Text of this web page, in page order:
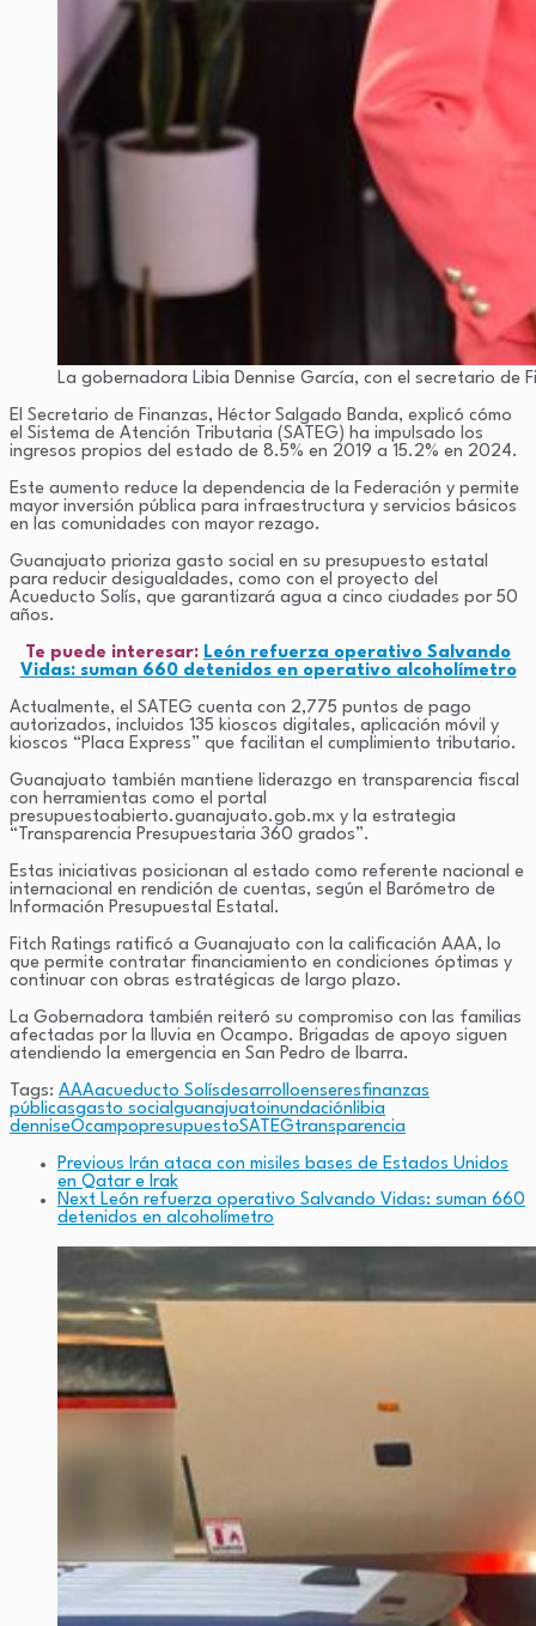
La gobernadora Libia Dennise García, con el secretario de
El Secretario de Finanzas, Héctor Salgado Banda, explicó cómo
el Sistema de Atención Tributaria (SATEG) ha impulsado los
ingresos propios del estado de 8.5% en 2019 a 15.2% en 2024.
Este aumento reduce la dependencia de la Federación y permite
mayor inversión pública para infraestructura y servicios básicos
en las comunidades con mayor rezago.
Guanajuato prioriza gasto social en su presupuesto estatal
para reducir desigualdades, como con el proyecto del
Acueducto Solís, que garantizará agua a cinco ciudades por 50
años.
Te puede interesar: León refuerza operativo Salvando
Vidas: suman 660 detenidos en operativo alcoholímetro
Actualmente, el SATEG cuenta con 2,775 puntos de pago
autorizados, incluidos 135 kioscos digitales, aplicación móvil y
kioscos “Placa Express” que facilitan el cumplimiento tributario.
Guanajuato también mantiene liderazgo en transparencia fiscal
con herramientas como el portal
presupuestoabierto.guanajuato.gob.mx y la estrategia
“Transparencia Presupuestaria 360 grados”.
Estas iniciativas posicionan al estado como referente nacional e
internacional en rendición de cuentas, según el Barómetro de
Información Presupuestal Estatal.
Fitch Ratings ratificó a Guanajuato con la calificación AAA, lo
que permite contratar financiamiento en condiciones óptimas y
continuar con obras estratégicas de largo plazo.
La Gobernadora también reiteró su compromiso con las familias
afectadas por la lluvia en Ocampo. Brigadas de apoyo siguen
atendiendo la emergencia en San Pedro de Ibarra.
Tags: AAAacueducto Solísdesarrolloenseresfinanzas
públicasgasto social guanajuatoinundación libia
denniseOcampopresupuestoSATEGtransparencia
Previous Irán ataca con misiles bases de Estados Unidos
en Qatar e Irak
Next León refuerza operativo Salvando Vidas: suman 660
detenidos en alcoholímetro